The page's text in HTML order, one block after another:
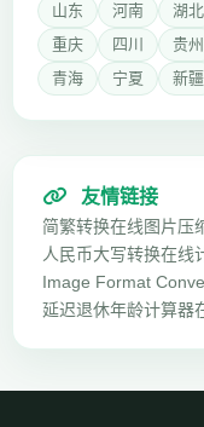
山东
河南 湖北
重庆
四川 贵州
青海
宁夏 新疆
友情链接
简繁转换在线图片压
人民币大写转换在线
Image Format
延迟退休年龄计算器